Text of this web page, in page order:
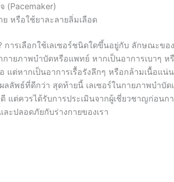
(Pacemaker)
หรือใช้ยาละลายลิ่มเลือด
การเลือกใช้เลเซอร์ชนิดใดขึ้นอยู่กับ ลักษณะข
ยภาพบำบัดหรือแพทย์ หากเป็นอาการเบาๆ หรื
แต่หากเป็นอาการเรื้อรังลึกๆ หรือกล้ามเนื้อแน่
ลลัพธ์ที่ดีกว่า สุดท้ายนี้ เลเซอร์ในกายภาพบำบั
แต่ควรได้รับการประเมินจากผู้เชี่ยวชาญก่อนก
ะปลอดภัยกับร่างกายของเรา